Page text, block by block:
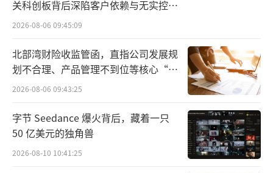
药店或医院药价，不如直接对电商平台涨价。
这或许也可以解释上文提及的比价行动后药
品“应激性涨价”的原因。
关科创板背后深陷客户依赖与无实控人
困局
2026-08-06 09:45:09
北部湾财险收监管函，直指公司发展规
划不合理、产品管理不到位等核心“痛
点”
2026-08-06 09:43:25
字节 Seedance 爆火背后，藏着一只
50 亿美元的独角兽
2026-08-10 10:41:25